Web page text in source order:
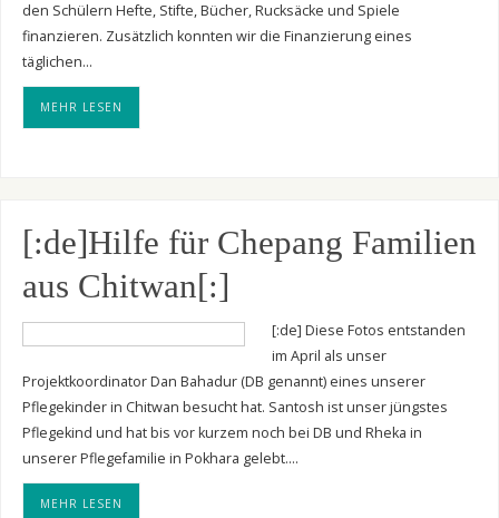
den Schülern Hefte, Stifte, Bücher, Rucksäcke und Spiele
finanzieren. Zusätzlich konnten wir die Finanzierung eines
täglichen…
MEHR LESEN
[:de]Hilfe für Chepang Familien
aus Chitwan[:]
[:de] Diese Fotos entstanden
im April als unser
Projektkoordinator Dan Bahadur (DB genannt) eines unserer
Pflegekinder in Chitwan besucht hat. Santosh ist unser jüngstes
Pflegekind und hat bis vor kurzem noch bei DB und Rheka in
unserer Pflegefamilie in Pokhara gelebt.…
MEHR LESEN